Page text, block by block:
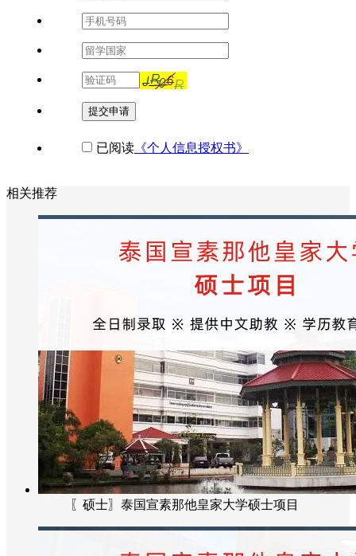
提交申请
已阅读 《个人信息授权书》
相关推荐
〖硕士〗泰国宣素那他皇家大学硕士项目